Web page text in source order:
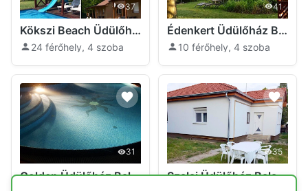
37
Kökszi Beach Üdülőházházak Balatonszabadi
24 férőhely, 4 szoba
41
Édenkert Üdülőház Balatonszabadi
10 férőhely, 4 szoba
31
Golden Üdülőház Balatonszabadi
35
Szalai Üdülőház Balatonszabadi